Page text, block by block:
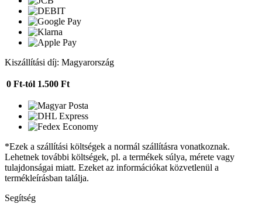
Kiszállítási díj: Magyarország
0 Ft-tól 1.500 Ft
*Ezek a szállítási költségek a normál szállításra vonatkoznak.
Lehetnek további költségek, pl. a termékek súlya, mérete vagy
tulajdonságai miatt. Ezeket az információkat közvetlenül a
termékleírásban találja.
Segítség